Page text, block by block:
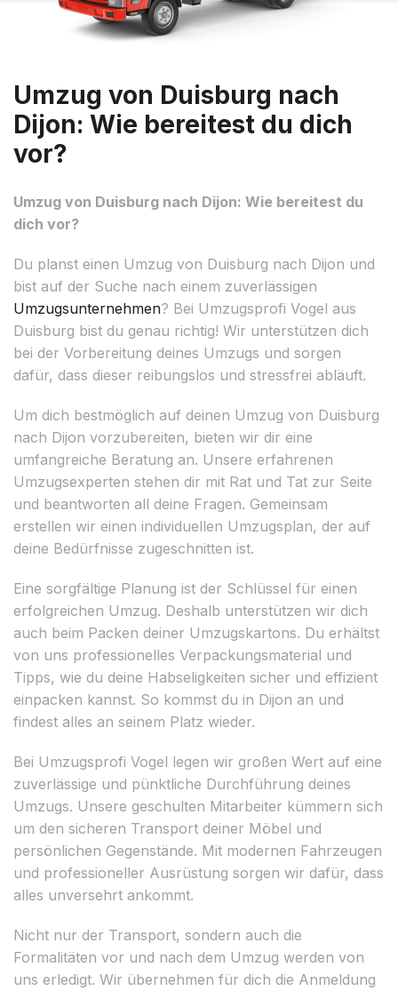
Umzug von Duisburg nach
Dijon: Wie bereitest du dich
vor?
Umzug von Duisburg nach Dijon: Wie bereitest du
dich vor?
Du planst einen Umzug von Duisburg nach Dijon und
bist auf der Suche nach einem zuverlässigen
Umzugsunternehmen? Bei Umzugsprofi Vogel aus
Duisburg bist du genau richtig! Wir unterstützen dich
bei der Vorbereitung deines Umzugs und sorgen
dafür, dass dieser reibungslos und stressfrei abläuft.
Um dich bestmöglich auf deinen Umzug von Duisburg
nach Dijon vorzubereiten, bieten wir dir eine
umfangreiche Beratung an. Unsere erfahrenen
Umzugsexperten stehen dir mit Rat und Tat zur Seite
und beantworten all deine Fragen. Gemeinsam
erstellen wir einen individuellen Umzugsplan, der auf
deine Bedürfnisse zugeschnitten ist.
Eine sorgfältige Planung ist der Schlüssel für einen
erfolgreichen Umzug. Deshalb unterstützen wir dich
auch beim Packen deiner Umzugskartons. Du erhältst
von uns professionelles Verpackungsmaterial und
Tipps, wie du deine Habseligkeiten sicher und effizient
einpacken kannst. So kommst du in Dijon an und
findest alles an seinem Platz wieder.
Bei Umzugsprofi Vogel legen wir großen Wert auf eine
zuverlässige und pünktliche Durchführung deines
Umzugs. Unsere geschulten Mitarbeiter kümmern sich
um den sicheren Transport deiner Möbel und
persönlichen Gegenstände. Mit modernen Fahrzeugen
und professioneller Ausrüstung sorgen wir dafür, dass
alles unversehrt ankommt.
Nicht nur der Transport, sondern auch die
Formalitäten vor und nach dem Umzug werden von
uns erledigt. Wir übernehmen für dich die Anmeldung